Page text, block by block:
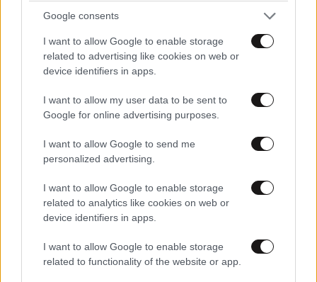
Google consents
I want to allow Google to enable storage
related to advertising like cookies on web or
device identifiers in apps.
I want to allow my user data to be sent to
Google for online advertising purposes.
I want to allow Google to send me
personalized advertising.
I want to allow Google to enable storage
related to analytics like cookies on web or
device identifiers in apps.
I want to allow Google to enable storage
related to functionality of the website or app.
Λάθος μάστορα...
Εφόσον δεν είχε δικαίωμα δεν ήταν δικό του το
αυτοκίνητο
Απαντήστε